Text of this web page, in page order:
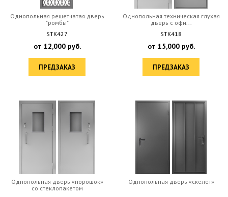
Однопольная решетчатая дверь
"ромбы"
STK427
от 12,000руб.
ПРЕДЗАКАЗ
Однопольная техническая глухая
дверь с офи...
STK418
от 15,000руб.
ПРЕДЗАКАЗ
Однопольная дверь «порошок»
со стеклопакетом
Однопольная дверь «скелет»